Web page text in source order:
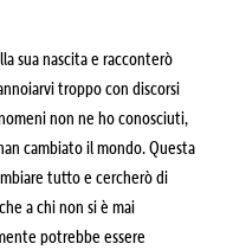
sua nascita e racconterò
troppo con discorsi
non ne ho conosciuti,
cambiato il mondo. Questa
tutto e cercherò di
a chi non si è mai
potrebbe essere